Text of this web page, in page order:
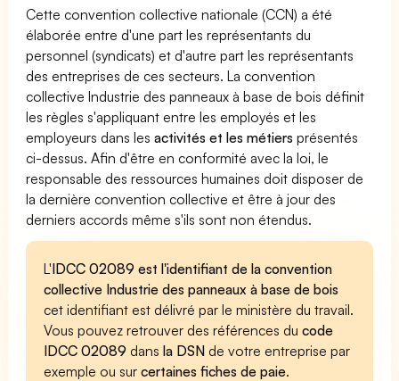
Cette convention collective nationale (CCN) a été
élaborée entre d'une part les représentants du
personnel (syndicats) et d'autre part les représentants
des entreprises de ces secteurs. La convention
collective Industrie des panneaux à base de bois définit
les règles s'appliquant entre les employés et les
employeurs dans lesactivités et les métiers présentés
ci-dessus. Afin d'être en conformité avec la loi, le
responsable des ressources humaines doit disposer de
la dernière convention collective et être à jour des
derniers accords même s'ils sont non étendus.
L'IDCC 02089 est l'identifiant de la convention
collective Industrie des panneaux à base de bois
cet identifiant est délivré par le ministère du travail.
Vous pouvez retrouver des références ducode
IDCC 02089 dansla DSN de votre entreprise par
exemple ou surcertaines fiches de paie.